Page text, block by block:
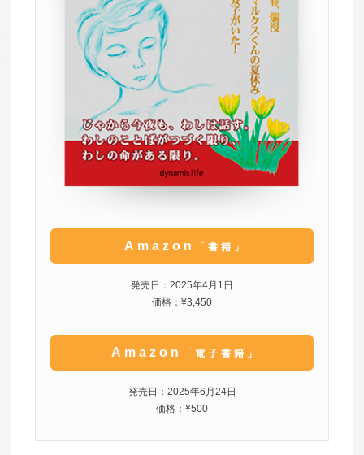
Amazon 「書籍」
発売日：2025年4月1日
価格：¥3,450
Amazon 「電子書籍」
発売日：2025年6月24日
価格：¥500